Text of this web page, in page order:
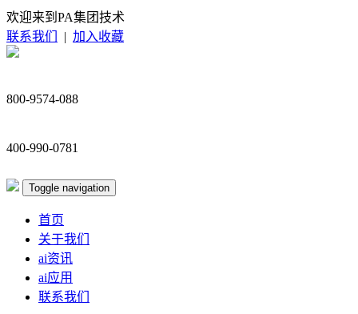
欢迎来到PA集团技术
联系我们
| 加入收藏
800-9574-088
400-990-0781
Toggle navigation
首页
关于我们
ai资讯
ai应用
联系我们